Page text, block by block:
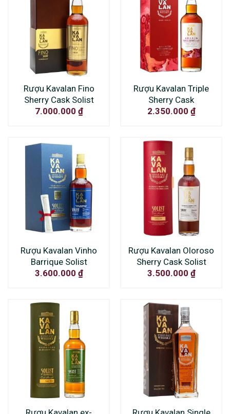
Rượu Kavalan Fino
Sherry Cask Solist
7.000.000 ₫
Rượu Kavalan Triple
Sherry Cask
2.350.000 ₫
Rượu Kavalan Vinho
Barrique Solist
3.600.000 ₫
Rượu Kavalan Oloroso
Sherry Cask Solist
3.500.000 ₫